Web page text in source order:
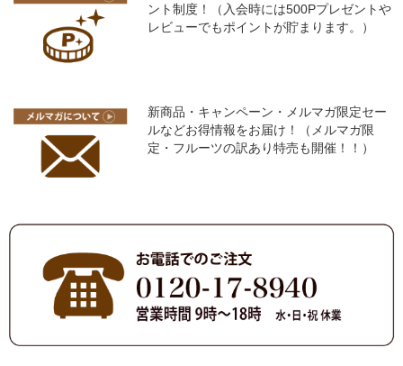
ント制度！（入会時には500Pプレゼントや
レビューでもポイントが貯まります。）
新商品・キャンペーン・メルマガ限定セー
ルなどお得情報をお届け！（メルマガ限
定・フルーツの訳あり特売も開催！！）